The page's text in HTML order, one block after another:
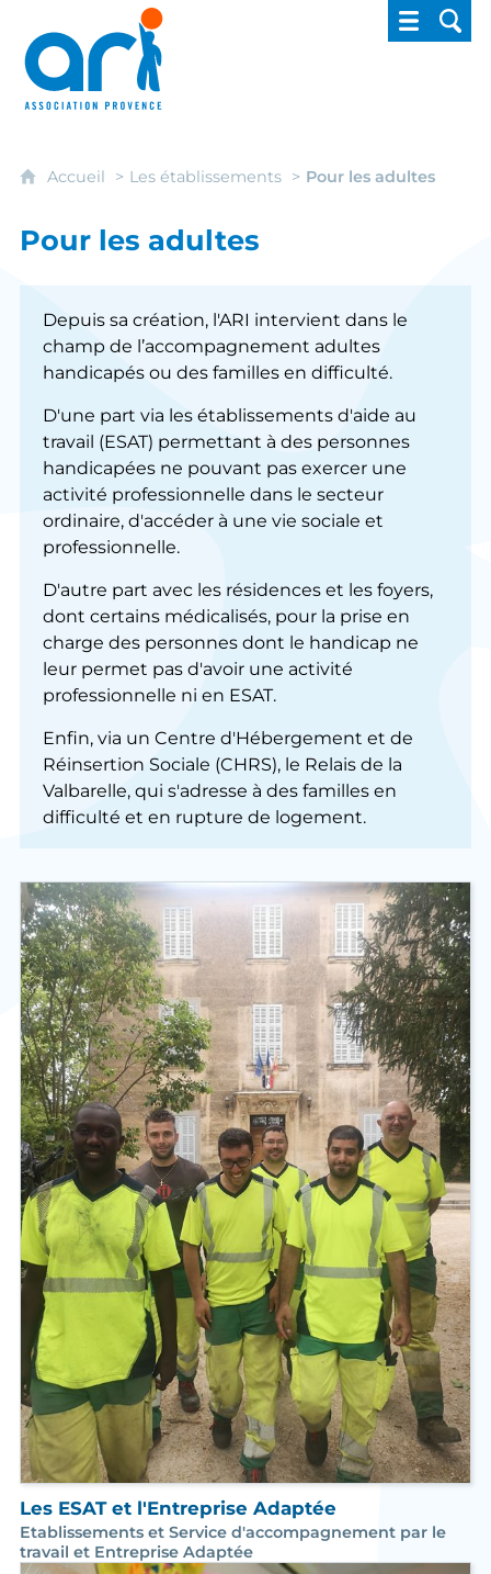
ARI - Association régionale pour
Accueil Les établissements Pour les adultes
Pour les adultes
Depuis sa création, l'ARI intervient dans le
champ de l’accompagnement adultes
handicapés ou des familles en difficulté.
D'une part via les établissements d'aide au
travail (ESAT) permettant à des personnes
handicapées ne pouvant pas exercer une
activité professionnelle dans le secteur
ordinaire, d'accéder à une vie sociale et
professionnelle.
D'autre part avec les résidences et les foyers,
dont certains médicalisés, pour la prise en
charge des personnes dont le handicap ne
leur permet pas d'avoir une activité
professionnelle ni en ESAT.
Enfin, via un Centre d'Hébergement et de
Réinsertion Sociale (CHRS), le Relais de la
Valbarelle, qui s'adresse à des familles en
difficulté et en rupture de logement.
Les ESAT et l'Entreprise Adaptée
Etablissements et Service d'accompagnement par le
travail et Entreprise Adaptée